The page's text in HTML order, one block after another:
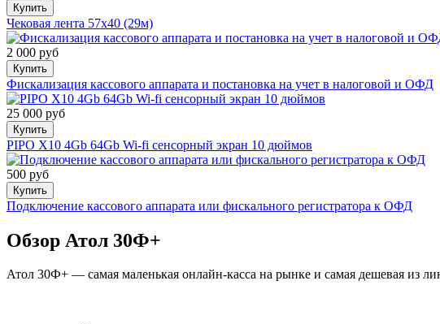
Купить
Чековая лента 57х40 (29м)
2 000 руб
Купить
Фискализация кассового аппарата и постановка на учет в налоговой и ОФД
25 000 руб
Купить
PIPO X10 4Gb 64Gb Wi-fi сенсорный экран 10 дюймов
500 руб
Купить
Подключение кассового аппарата или фискального регистратора к ОФД
Обзор Атол 30Ф+
Атол 30Ф+ — самая маленькая онлайн-касса на рынке и самая дешевая из